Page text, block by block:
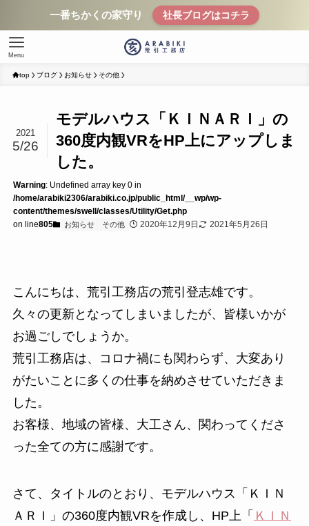
一番ちかくの家守り 社長ブログはコチラ
Menu
top ブログ お知らせ その他
モデルハウス「ＫＩＮＡＲＩ」の
360度内観VRをHP上にアップしま
した。
2021
5/26
Warning: Undefined array key 0 in
/home/arabiki2306/arabiki.co.jp/public_html/__wp/wp-
content/themes/swell/classes/Utility/Get.php
on line805 お知らせ その他 2020年12月9日 2021年5月26日
こんにちは、荒引工務店の荒引登志雄です。
久々の更新となってしまいましたが、皆様いかが
お過ごしでしょうか。
荒引工務店は、コロナ禍にも関わらず、大変あり
がたいことに多くの仕事を納めさせていただきま
した。
お客様、地域の皆様、大工さん、関わってくださ
った全ての方に感謝です。
さて、タイトルのとおり、モデルハウス「ＫＩＮ
ＡＲＩ」の360度内観VRを作成し、HP上「 ＫＩＮ